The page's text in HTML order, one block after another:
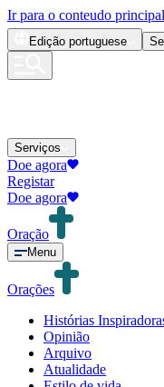
Ir para o conteudo principal
Edição portuguese
Serviços
Doe agora
Registar
Doe agora
Oração
Menu
Orações
Histórias
Opinião
Arquivo
Atualidade